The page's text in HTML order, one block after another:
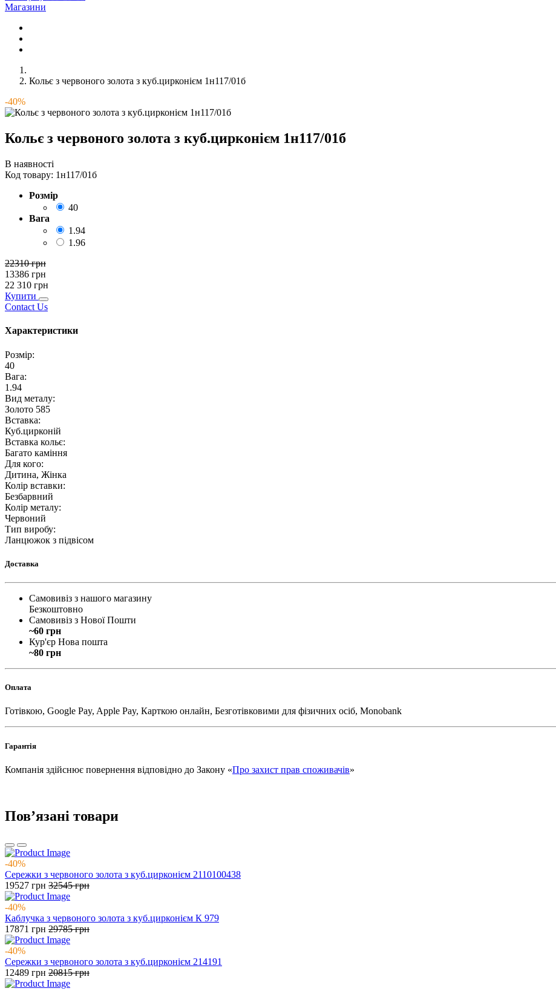
Магазини
Кольє з червоного золота з куб.цирконієм 1н117/01б
-40%
Кольє з червоного золота з куб.цирконієм 1н117/01б
В наявності
Код товару: 1н117/01б
Розмір
40
Вага
1.94
1.96
22310грн
13386 грн
22 310 грн
Купити
Contact Us
Характеристики
Розмір:
40
Вага:
1.94
Вид металу:
Золото 585
Вставка:
Куб.цирконій
Вставка кольє:
Багато каміння
Для кого:
Дитина, Жінка
Колір вставки:
Безбарвний
Колір металу:
Червоний
Тип виробу:
Ланцюжок з підвісом
Доставка
Самовивіз з нашого магазину
Безкоштовно
Самовивіз з Нової Пошти
~60 грн
Кур'єр Нова пошта
~80 грн
Оплата
Готівкою, Google Pay, Apple Pay, Карткою онлайн, Безготівковими для фізичних осіб, Monobank
Гарантія
Компанія здійснює повернення відповідно до Закону «Про захист прав споживачів»
Повʼязані товари
-40%
Сережки з червоного золота з куб.цирконієм 2110100438
19527 грн 32545грн
-40%
Каблучка з червоного золота з куб.цирконієм К 979
17871 грн 29785грн
-40%
Сережки з червоного золота з куб.цирконієм 214191
12489 грн 20815грн